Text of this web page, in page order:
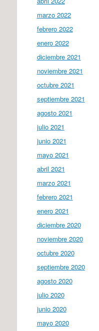
marzo 2022
febrero 2022
enero 2022
diciembre 2021
noviembre 2021
octubre 2021
septiembre 2021
agosto 2021
julio 2021
junio 2021
mayo 2021
abril 2021
marzo 2021
febrero 2021
enero 2021
diciembre 2020
noviembre 2020
octubre 2020
septiembre 2020
agosto 2020
julio 2020
junio 2020
mayo 2020